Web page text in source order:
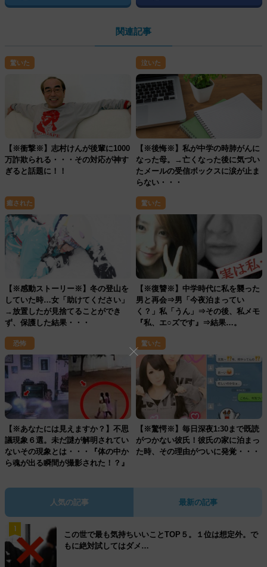
関連記事
驚いた
【※衝撃※】志村けんが後輩に1000
万詐欺られる・・・その対応が神す
ぎると話題に！！
泣いた
【※後悔※】私が中学の時肺がんに
なった母。→亡くなった後に気づい
たメールの受信ボックスに涙が止ま
らない・・・
癒された
【※感動ストーリー※】冬の登山を
していた時…女「助けてください」
→放置したが見捨てることができ
ず、保護した結果・・・
驚いた
【※復讐※】中学時代に私を襲った
男と再会⇒男「今夜泊まってい
く？」私「うん」⇒その後、私メモ
『私、エ○ズです』⇒結果…。
恐怖
【※あなたには見えますか？】不思
議現象６選。未だ謎が解明されてい
ないその現象とは・・・『体の中か
ら魂が出る瞬間が撮影された！？』
驚いた
【※驚愕※】毎日深夜1:30まで既読
がつかない彼氏！彼氏の家に泊まっ
た時、その理由がついに発覚・・・
人気の記事 最新の記事
1
この世で最も気持ちいいことTOP５。１位は想定外。で
もに絶対試してはダメ…